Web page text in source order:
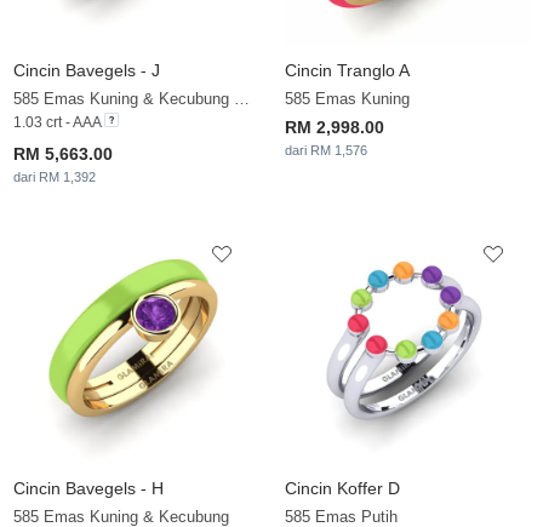
Cincin Bavegels - J
1.03 crt - AAA
RM 5,663.00
dari RM 1,392
Cincin Tranglo A
585 Emas Kuning
RM 2,998.00
dari RM 1,576
Cincin Bavegels - H
585 Emas Kuning & Kecubung
Cincin Koffer D
585 Emas Putih